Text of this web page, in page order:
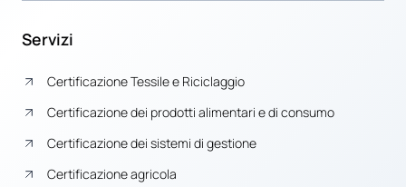
Servizi
Certificazione Tessile e Riciclaggio
Certificazione dei prodotti alimentari e di consumo
Certificazione dei sistemi di gestione
Certificazione agricola